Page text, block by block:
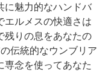
に魅力的なハンドバ
エルメスの快適さは
残りの息をあなたの
伝統的なウンブリア
専念を使ってあなた